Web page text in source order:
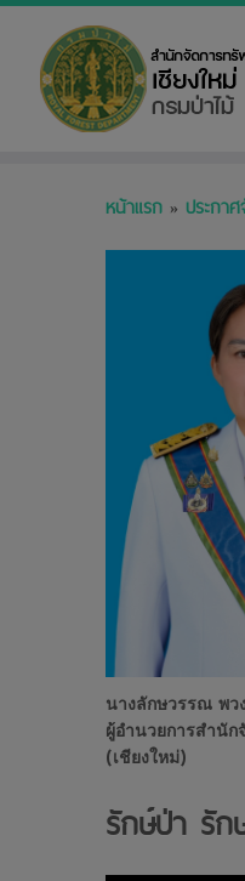
หน้าแรก » ประกา
นางลักษวรรณ พว
ผู้อำนวยการสำนัก
(เชียงใหม่)
รักษ์ป่า รัก